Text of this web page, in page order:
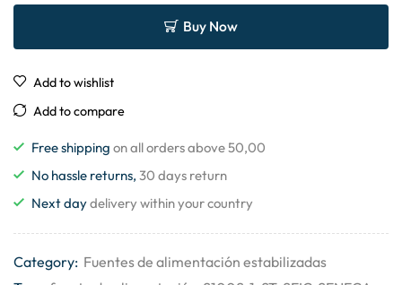
Buy Now
Add to wishlist
Add to compare
Free shipping on all orders above 50,00
No hassle returns, 30 days return
Next daydelivery within your country
Category: Fuentes de alimentación estabilizadas